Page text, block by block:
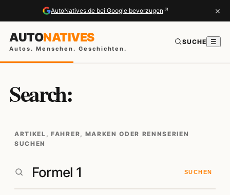
AutoNatives.de bei Google bevorzugen ↗ ×
AUTONATIVES
Autos. Menschen. Geschichten.
SUCHE ☰
Search:
ARTIKEL, FAHRER, MARKEN ODER RENNSERIEN
SUCHEN
SUCHEN